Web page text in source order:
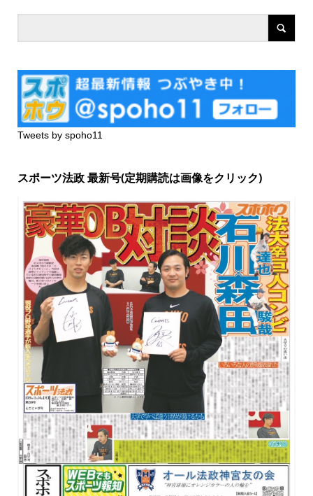
Tweets by spoho11
スポーツ法政 最新号(定期購読は画像をクリック)